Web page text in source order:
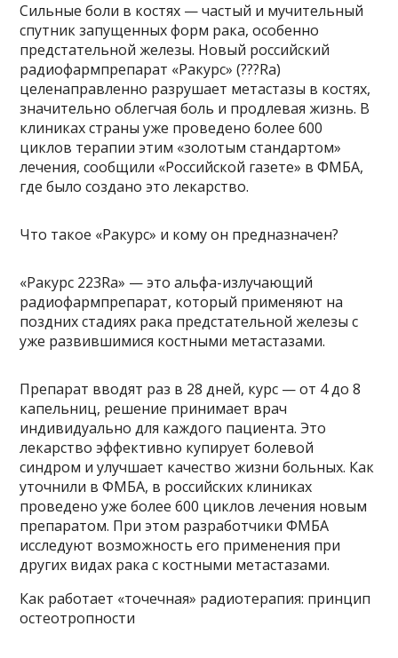
Сильные боли в костях — частый и мучительный
спутник запущенных форм рака, особенно
предстательной железы. Новый российский
радиофармпрепарат «Ракурс» (???Ra)
целенаправленно разрушает метастазы в костях,
значительно облегчая боль и продлевая жизнь. В
клиниках страны уже проведено более 600
циклов терапии этим «золотым стандартом»
лечения, сообщили «Российской газете» в ФМБА,
где было создано это лекарство.
Что такое «Ракурс» и кому он предназначен?
«Ракурс 223Ra» — это альфа-излучающий
радиофармпрепарат, который применяют на
поздних стадиях рака предстательной железы с
уже развившимися костными метастазами.
Препарат вводят раз в 28 дней, курс — от 4 до 8
капельниц, решение принимает врач
индивидуально для каждого пациента. Это
лекарство эффективно купирует болевой
синдром и улучшает качество жизни больных. Как
уточнили в ФМБА, в российских клиниках
проведено уже более 600 циклов лечения новым
препаратом. При этом разработчики ФМБА
исследуют возможность его применения при
других видах рака с костными метастазами.
Как работает «точечная» радиотерапия: принцип
остеотропности